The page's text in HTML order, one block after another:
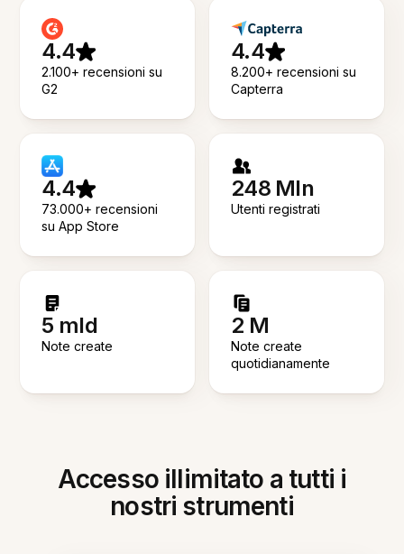
4.4
2.100+ recensioni su
G2
4.4
8.200+ recensioni su
Capterra
4.4
73.000+ recensioni
su App Store
248 Mln
Utenti registrati
5 mld
Note create
2 M
Note create
quotidianamente
Accesso illimitato a tutti i
nostri strumenti